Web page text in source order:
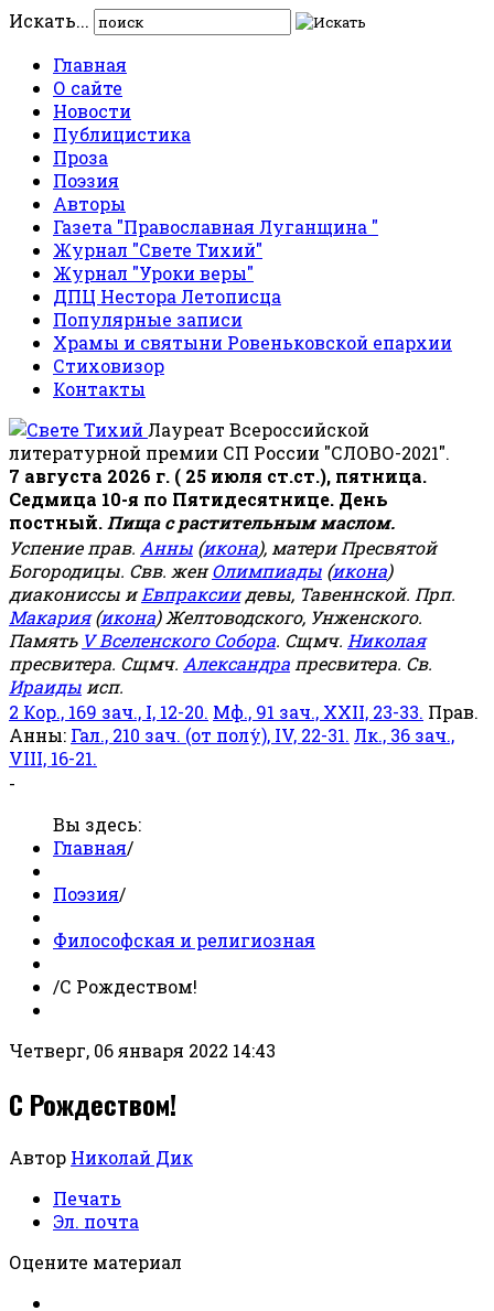
Искать...
Главная
О сайте
Новости
Публицистика
Проза
Поэзия
Авторы
Газета "Православная Луганщина "
Журнал "Свете Тихий"
Журнал "Уроки веры"
ДПЦ Нестора Летописца
Популярные записи
Храмы и святыни Ровеньковской епархии
Стиховизор
Контакты
Лауреат Всероссийской
литературной премии СП России "СЛОВО-2021".
7 августа 2026 г. ( 25 июля ст.ст.), пятница.
Седмица 10-я по Пятидесятнице. День
постный. Пища с растительным маслом.
Успение прав. Анны (икона), матери Пресвятой
Богородицы. Свв. женОлимпиады (икона)
диакониссы иЕвпраксиидевы, Тавеннской. Прп.
Макария(икона) Желтоводского, Унженского.
Память V Вселенского Собора. Сщмч. Николая
пресвитера. Сщмч. Александра пресвитера. Св.
Ираиды исп.
2 Кор., 169 зач., I, 12-20. Мф., 91 зач., XXII, 23-33. Прав.
Анны: Гал., 210 зач. (от полу́), IV, 22-31. Лк., 36 зач.,
VIII, 16-21.
-
Вы здесь:
Главная/
Поэзия/
Философская и религиозная
/С Рождеством!
Четверг, 06 января 2022 14:43
С Рождеством!
Автор Николай Дик
Печать
Эл. почта
Оцените материал